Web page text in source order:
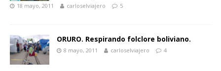
18 mayo, 2011 carloselviajero 5
ORURO. Respirando folclore boliviano.
8 mayo, 2011 carloselviajero 4